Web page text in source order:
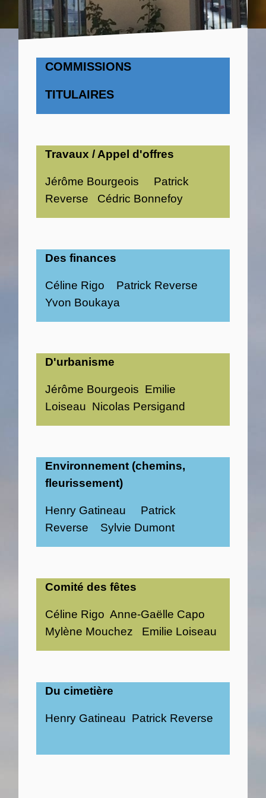
COMMISSIONS
TITULAIRES
Travaux / Appel d'offres
Jérôme Bourgeois Patrick
Reverse Cédric Bonnefoy
Des finances
Céline Rigo Patrick Reverse
Yvon Boukaya
D'urbanisme
Jérôme Bourgeois Emilie
Loiseau Nicolas Persigand
Environnement (chemins,
fleurissement)
Henry Gatineau Patrick
Reverse Sylvie Dumont
Comité des fêtes
Céline Rigo Anne-Gaëlle Capo
Mylène Mouchez Emilie Loiseau
Du cimetière
Henry Gatineau Patrick Reverse